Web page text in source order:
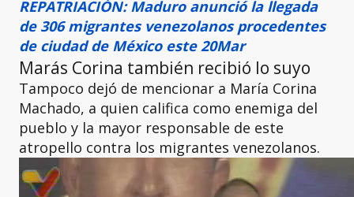
REPATRIACIÓN: Maduro anunció la llegada
de 306 migrantes venezolanos procedentes
de ciudad de México este 20Mar
Marás Corina también recibió lo suyo
Tampoco dejó de mencionar a María Corina
Machado, a quien califica como enemiga del
pueblo y la mayor responsable de este
atropello contra los migrantes venezolanos.